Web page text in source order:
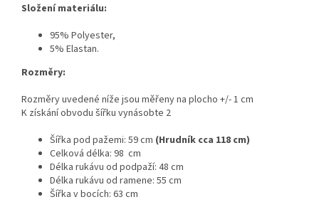
Složení materiálu:
95% Polyester,
5% Elastan.
Rozměry:
Rozměry uvedené níže jsou měřeny na plocho +/- 1 cm
K získání obvodu šířku vynásobte 2
Šířka pod pažemi: 59 cm (Hrudník cca 118 cm)
Celková délka: 98 cm
Délka rukávu od podpaží: 48 cm
Délka rukávu od ramene: 55 cm
Šířka v bocích: 63 cm